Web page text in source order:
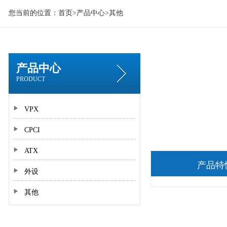
您当前的位置： 首页>产品中心>其他
产品中心
PRODUCT
VPX
CPCI
ATX
外设
其他
产品特